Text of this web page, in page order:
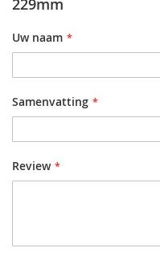
Uw naam
Samenvatting
Review